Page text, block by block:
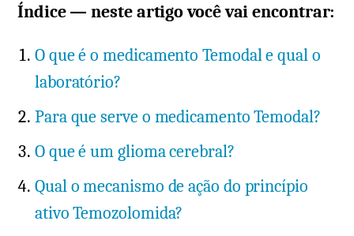
Índice — neste artigo você vai encontrar:
O que é o medicamento Temodal e qual o
laboratório?
Para que serve o medicamento Temodal?
O que é um glioma cerebral?
Qual o mecanismo de ação do princípio
ativo Temozolomida?